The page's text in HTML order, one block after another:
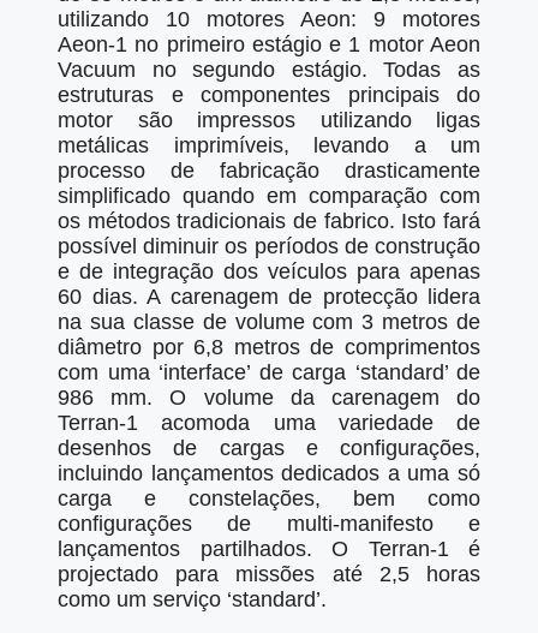
utilizando 10 motores Aeon: 9 motores
Aeon-1 no primeiro estágio e 1 motor Aeon
Vacuum no segundo estágio. Todas as
estruturas e componentes principais do
motor são impressos utilizando ligas
metálicas imprimíveis, levando a um
processo de fabricação drasticamente
simplificado quando em comparação com
os métodos tradicionais de fabrico. Isto fará
possível diminuir os períodos de construção
e de integração dos veículos para apenas
60 dias. A carenagem de protecção lidera
na sua classe de volume com 3 metros de
diâmetro por 6,8 metros de comprimentos
com uma ‘interface’ de carga ‘standard’ de
986 mm. O volume da carenagem do
Terran-1 acomoda uma variedade de
desenhos de cargas e configurações,
incluindo lançamentos dedicados a uma só
carga e constelações, bem como
configurações de multi-manifesto e
lançamentos partilhados. O Terran-1 é
projectado para missões até 2,5 horas
como um serviço ‘standard’.